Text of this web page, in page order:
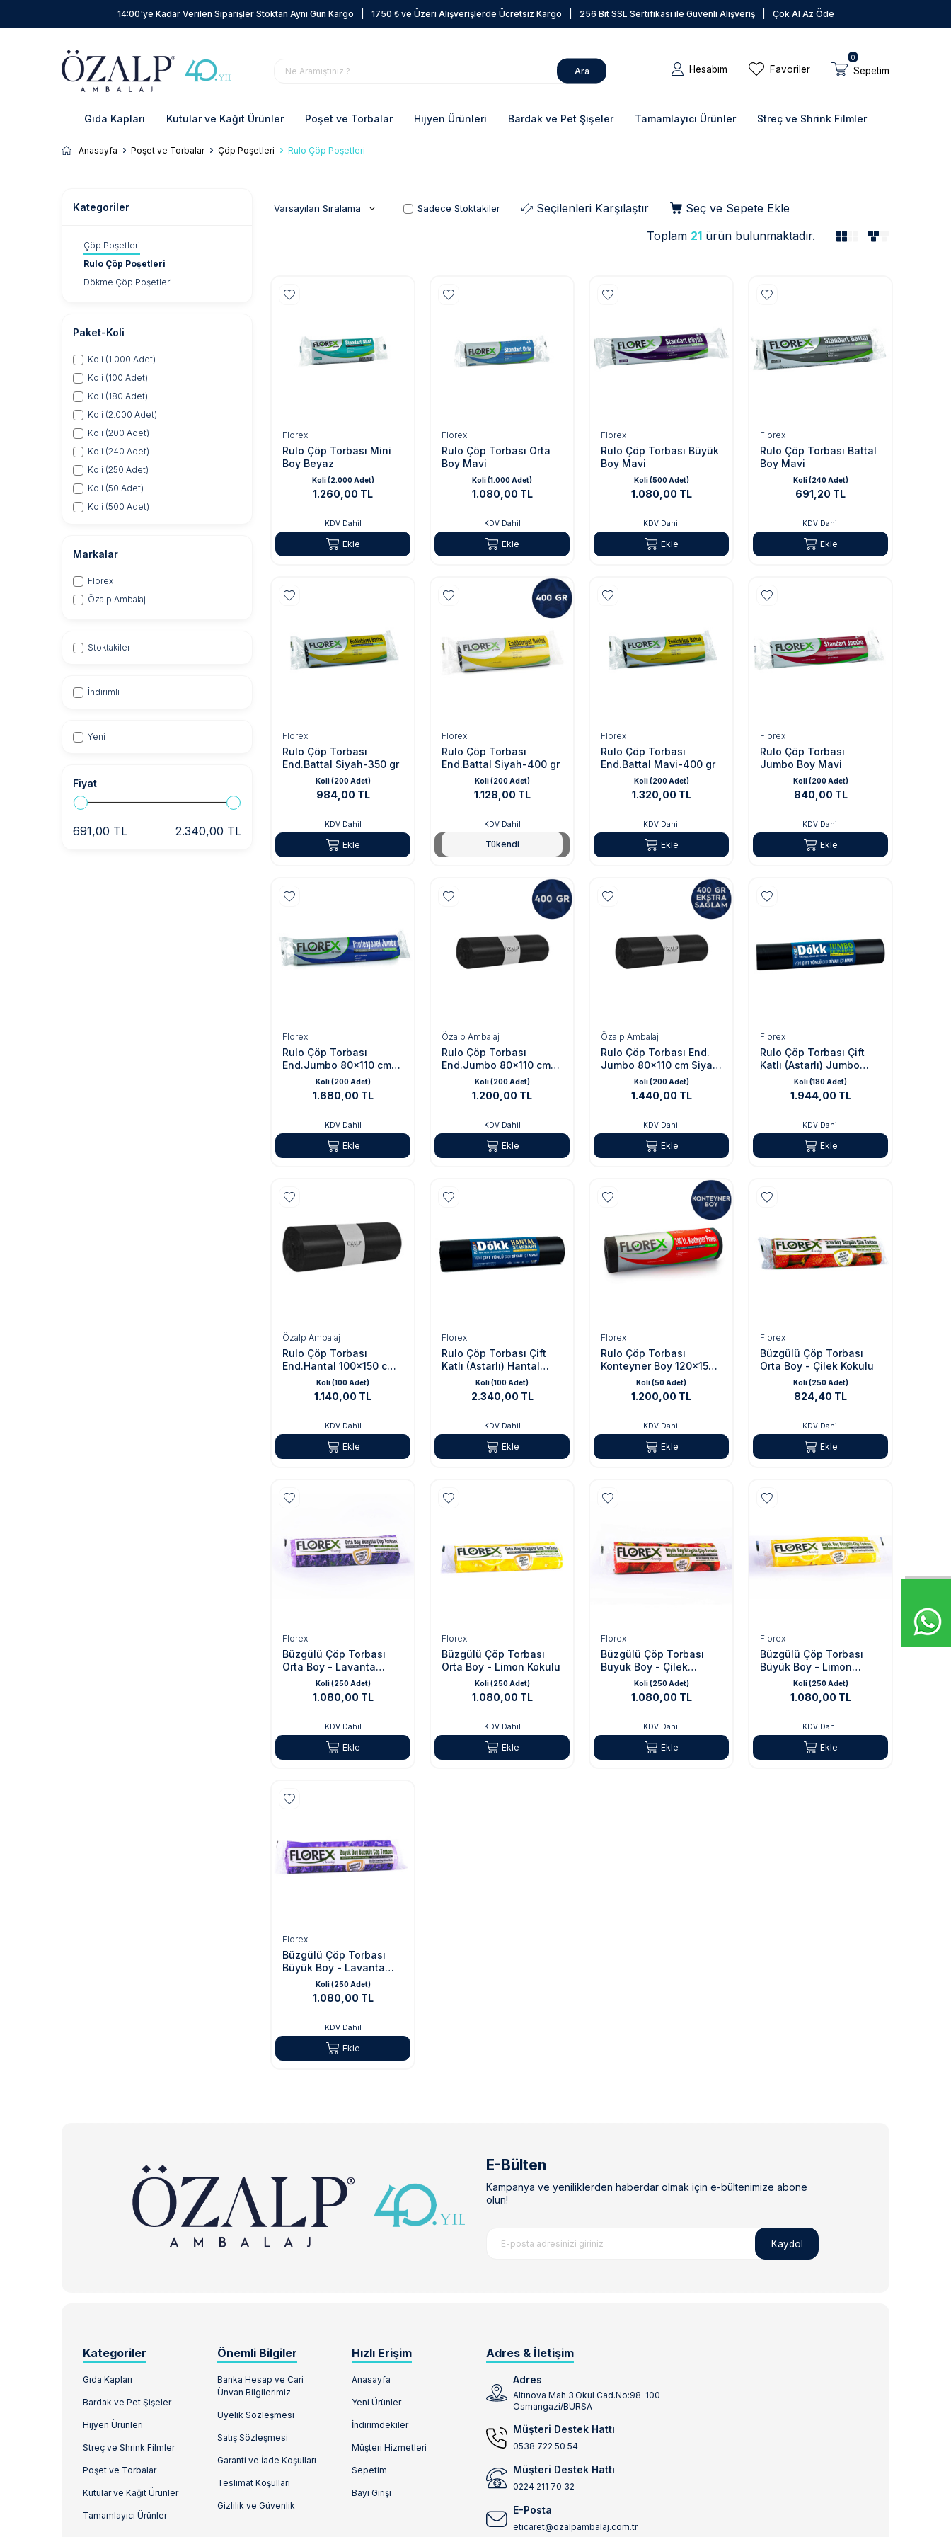
14:00'ye Kadar Verilen Siparişler Stoktan Aynı Gün Kargo 1750 ₺ ve Üzeri Alışverişlerde Ücretsiz Kargo 256 Bit SSL Sertifikası ile Güvenli Alışveriş Çok Al Az Öde
Ara Hesabım Favoriler
0
Sepetim
Gıda Kapları Kutular ve Kağıt Ürünler Poşet ve Torbalar Hijyen Ürünleri Bardak ve Pet Şişeler Tamamlayıcı Ürünler Streç ve Shrink Filmler
Anasayfa Poşet ve Torbalar Çöp Poşetleri Rulo Çöp Poşetleri
Kategoriler
Çöp Poşetleri
Rulo Çöp Poşetleri
Dökme Çöp Poşetleri
Paket-Koli
Koli (1.000 Adet)
Koli (100 Adet)
Koli (180 Adet)
Koli (2.000 Adet)
Koli (200 Adet)
Koli (240 Adet)
Koli (250 Adet)
Koli (50 Adet)
Koli (500 Adet)
Markalar
Florex
Özalp Ambalaj
Stoktakiler
İndirimli
Yeni
Fiyat
691,00 TL 2.340,00 TL
Sadece Stoktakiler Seçilenleri Karşılaştır
Seç ve Sepete Ekle
Toplam 21 ürün bulunmaktadır.
Florex
Rulo Çöp Torbası Mini
Boy Beyaz
Koli (2.000 Adet)
1.260,00 TL
KDV Dahil
Ekle
Florex
Rulo Çöp Torbası Orta
Boy Mavi
Koli (1.000 Adet)
1.080,00 TL
KDV Dahil
Ekle
Florex
Rulo Çöp Torbası Büyük
Boy Mavi
Koli (500 Adet)
1.080,00 TL
KDV Dahil
Ekle
Florex
Rulo Çöp Torbası Battal
Boy Mavi
Koli (240 Adet)
691,20 TL
KDV Dahil
Ekle
Florex
Rulo Çöp Torbası
End.Battal Siyah-350 gr
Koli (200 Adet)
984,00 TL
KDV Dahil
Ekle
Florex
Rulo Çöp Torbası
End.Battal Siyah-400 gr
Tükendi
Koli (200 Adet)
1.128,00 TL
KDV Dahil
Tükendi
Florex
Rulo Çöp Torbası
End.Battal Mavi-400 gr
Koli (200 Adet)
1.320,00 TL
KDV Dahil
Ekle
Florex
Rulo Çöp Torbası
Jumbo Boy Mavi
Koli (200 Adet)
840,00 TL
KDV Dahil
Ekle
Florex
Rulo Çöp Torbası
End.Jumbo 80x110 cm
Mavi - 500 gr
Koli (200 Adet)
1.680,00 TL
KDV Dahil
Ekle
Özalp Ambalaj
Rulo Çöp Torbası
End.Jumbo 80x110 cm
Siyah - 400gr
Koli (200 Adet)
1.200,00 TL
KDV Dahil
Ekle
Özalp Ambalaj
Rulo Çöp Torbası End.
Jumbo 80x110 cm Siyah
- 400 grKoli (200 Adet)
1.440,00 TL
KDV Dahil
Ekle
Florex
Rulo Çöp Torbası Çift
Katlı (Astarlı) Jumbo
80x110 cmKoli (180 Adet)
1.944,00 TL
KDV Dahil
Ekle
Özalp Ambalaj
Rulo Çöp Torbası
End.Hantal 100x150 cm
Siyah - 800 gr
Koli (100 Adet)
1.140,00 TL
KDV Dahil
Ekle
Florex
Rulo Çöp Torbası Çift
Katlı (Astarlı) Hantal
100x150 cmKoli (100 Adet)
2.340,00 TL
KDV Dahil
Ekle
Florex
Rulo Çöp Torbası
Konteyner Boy 120x150
cm SiyahKoli (50 Adet)
1.200,00 TL
KDV Dahil
Ekle
Florex
Büzgülü Çöp Torbası
Orta Boy - Çilek Kokulu
Koli (250 Adet)
824,40 TL
KDV Dahil
Ekle
Florex
Büzgülü Çöp Torbası
Orta Boy - Lavanta
Koli (250 Adet)
1.080,00 TL
KDV Dahil
Ekle
Florex
Büzgülü Çöp Torbası
Orta Boy - Limon Kokulu
Koli (250 Adet)
1.080,00 TL
KDV Dahil
Ekle
Florex
Büzgülü Çöp Torbası
Büyük Boy - Çilek
Koli (250 Adet)
1.080,00 TL
KDV Dahil
Ekle
Florex
Büzgülü Çöp Torbası
Büyük Boy - Limon
Koli (250 Adet)
1.080,00 TL
KDV Dahil
Ekle
Florex
Büzgülü Çöp Torbası
Büyük Boy - Lavanta
Koli (250 Adet)
1.080,00 TL
KDV Dahil
Ekle
E-Bülten
Kampanya ve yeniliklerden haberdar olmak için e-bültenimize abone
olun!
Kaydol
Kategoriler
Gıda Kapları
Bardak ve Pet Şişeler
Hijyen Ürünleri
Streç ve Shrink Filmler
Poşet ve Torbalar
Kutular ve Kağıt Ürünler
Tamamlayıcı Ürünler
Önemli Bilgiler
Banka Hesap ve Cari
Ünvan Bilgilerimiz
Üyelik Sözleşmesi
Satış Sözleşmesi
Garanti ve İade Koşulları
Teslimat Koşulları
Gizlilik ve Güvenlik
Hızlı Erişim
Anasayfa
Yeni Ürünler
İndirimdekiler
Müşteri Hizmetleri
Sepetim
Bayi Girişi
Adres & İletişim
Adres
Altınova Mah.3.Okul Cad.No:98-100
Osmangazi/BURSA
Müşteri Destek Hattı
0538 722 50 54
Müşteri Destek Hattı
0224 211 70 32
E-Posta
eticaret@ozalpambalaj.com.tr